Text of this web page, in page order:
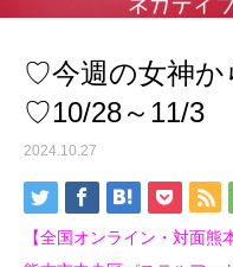
♡今週の女神か
♡10/28～11/3
2024.10.27
【全国オンライン・対面熊